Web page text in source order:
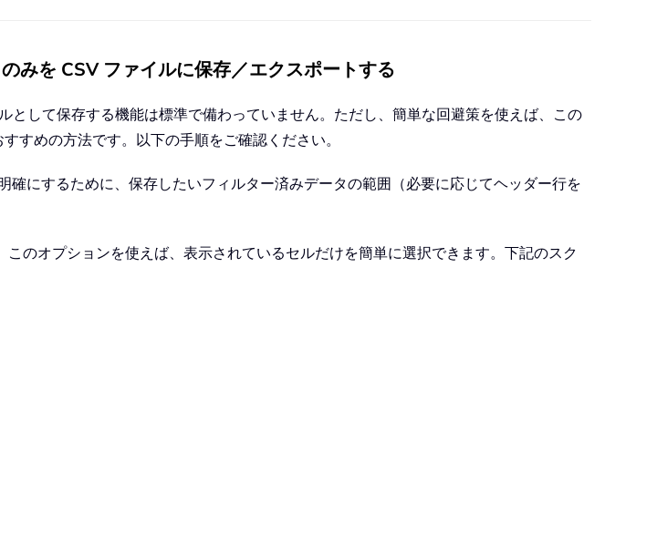
みを CSV ファイルに保存／エクスポートする
して保存する機能は標準で備わっていません。ただし、簡単な回避策を使えば、この
すめの方法です。以下の手順をご確認ください。
にするために、保存したいフィルター済みデータの範囲（必要に応じてヘッダー行を
このオプションを使えば、表示されているセルだけを簡単に選択できます。下記のスク